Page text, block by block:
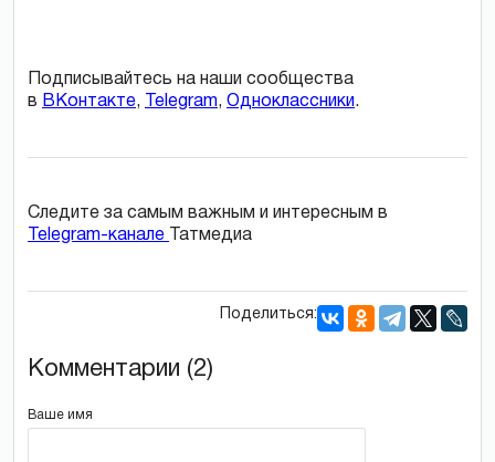
Подписывайтесь на наши сообщества
в ВКонтакте, Telegram, Одноклассники .
Следите за самым важным и интересным в
Telegram-канале
Татмедиа
Поделиться:
Комментарии (2)
Ваше имя